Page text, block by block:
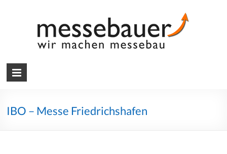
Messebauer
Wir
machen
IBO – Messe Friedrichshafen